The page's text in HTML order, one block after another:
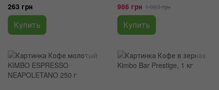
263 грн
Купить
986 грн 1 063 грн
Купить